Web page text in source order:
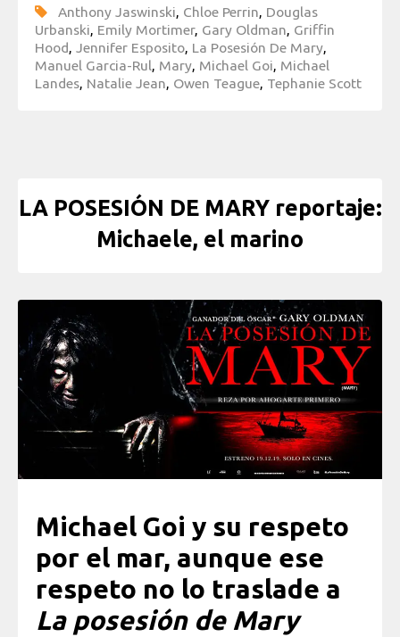
Anthony Jaswinski, Chloe Perrin, Douglas
Urbanski, Emily Mortimer, Gary Oldman, Griffin
Hood, Jennifer Esposito, La Posesión De Mary,
Manuel Garcia-Rul, Mary, Michael Goi, Michael
Landes, Natalie Jean, Owen Teague, Tephanie Scott
LA POSESIÓN DE MARY reportaje:
Michaele, el marino
Michael Goi y su respeto
por el mar, aunque ese
respeto no lo traslade a
La posesión de Mary